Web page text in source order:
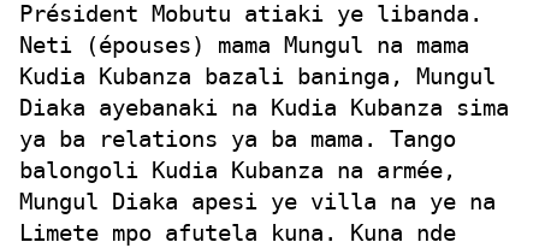
Président Mobutu atiaki ye libanda.
Neti (épouses) mama Mungul na mama
Kudia Kubanza bazali baninga, Mungul
Diaka ayebanaki na Kudia Kubanza sima
ya ba relations ya ba mama. Tango
balongoli Kudia Kubanza na armée,
Mungul Diaka apesi ye villa na ye na
Limete mpo afutela kuna. Kuna nde